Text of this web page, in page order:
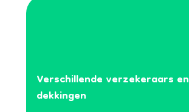
Verschillende verzekeraars en
dekkingen